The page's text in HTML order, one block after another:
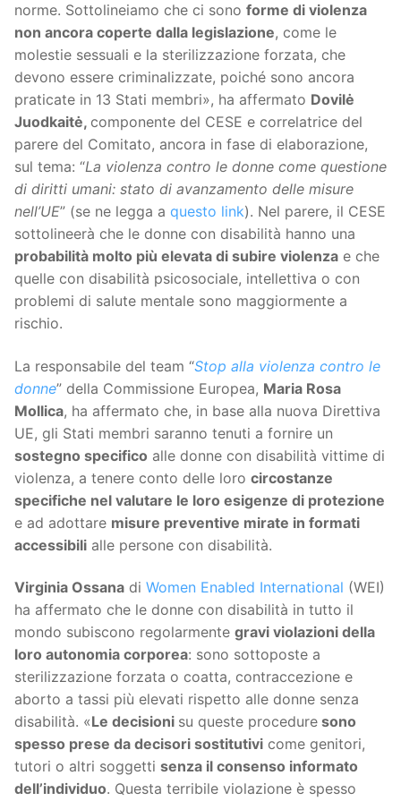
norme. Sottolineiamo che ci sono forme di violenza
non ancora coperte dalla legislazione, come le
molestie sessuali e la sterilizzazione forzata, che
devono essere criminalizzate, poiché sono ancora
praticate in 13 Stati membri», ha affermato Dovilė
Juodkaitė, componente del CESE e correlatrice del
parere del Comitato, ancora in fase di elaborazione,
sul tema: “La violenza contro le donne come questione
di diritti umani: stato di avanzamento delle misure
nell’UE” (se ne legga a questo link). Nel parere, il CESE
sottolineerà che le donne con disabilità hanno una
probabilità molto più elevata di subire violenza e che
quelle con disabilità psicosociale, intellettiva o con
problemi di salute mentale sono maggiormente a
rischio.
La responsabile del team “Stop alla violenza contro le
donne” della Commissione Europea, Maria Rosa
Mollica, ha affermato che, in base alla nuova Direttiva
UE, gli Stati membri saranno tenuti a fornire un
sostegno specifico alle donne con disabilità vittime di
violenza, a tenere conto delle loro circostanze
specifiche nel valutare le loro esigenze di protezione
e ad adottare misure preventive mirate in formati
accessibili alle persone con disabilità.
Virginia Ossana di Women Enabled International (WEI)
ha affermato che le donne con disabilità in tutto il
mondo subiscono regolarmente gravi violazioni della
loro autonomia corporea: sono sottoposte a
sterilizzazione forzata o coatta, contraccezione e
aborto a tassi più elevati rispetto alle donne senza
disabilità. «Le decisioni su queste procedure sono
spesso prese da decisori sostitutivi come genitori,
tutori o altri soggetti senza il consenso informato
dell’individuo. Questa terribile violazione è spesso